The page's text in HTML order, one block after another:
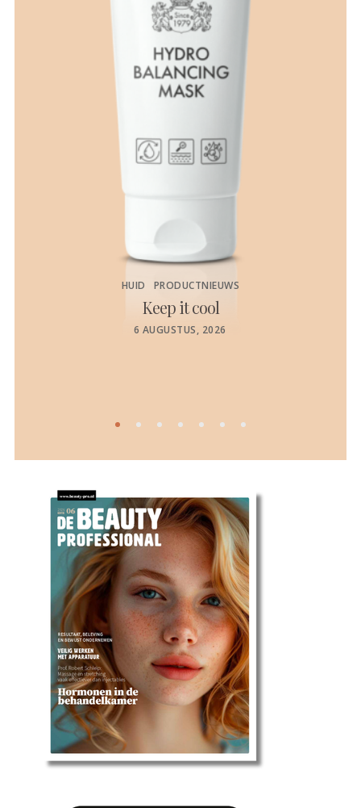
HUID PRODUCTNIEUWS
Keep it cool
POSTED
6 AUGUSTUS, 2026